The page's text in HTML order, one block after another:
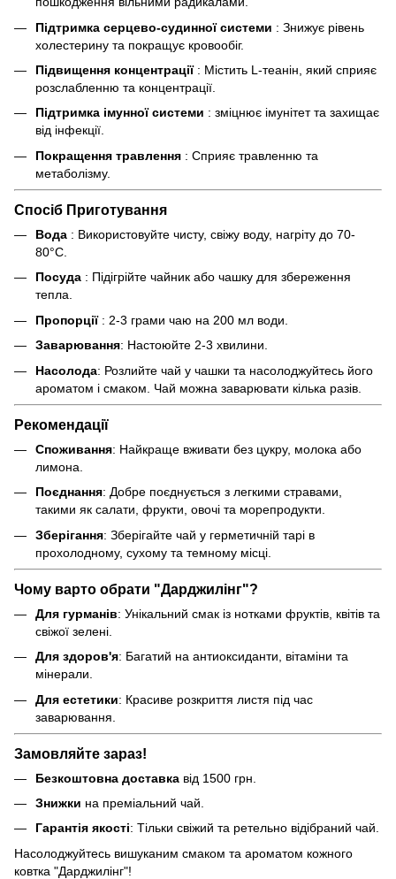
Підтримка серцево-судинної системи : Знижує рівень
холестерину та покращує кровообіг.
Підвищення концентрації: Містить L-теанін, який сприяє
розслабленню та концентрації.
Підтримка імунної системи : зміцнює імунітет та захищає
від інфекції.
Покращення травлення : Сприяє травленню та
метаболізму.
Спосіб Приготування
Вода : Використовуйте чисту, свіжу воду, нагріту до 70-
80°C.
Посуда : Підігрійте чайник або чашку для збереження
тепла.
Пропорції: 2-3 грами чаю на 200 мл води.
Заварювання: Настоюйте 2-3 хвилини.
Насолода: Розлийте чай у чашки та насолоджуйтесь його
ароматом і смаком. Чай можна заварювати кілька разів.
Рекомендації
Споживання: Найкраще вживати без цукру, молока або
лимона.
Поєднання: Добре поєднується з легкими стравами,
такими як салати, фрукти, овочі та морепродукти.
Зберігання: Зберігайте чай у герметичній тарі в
прохолодному, сухому та темному місці.
Чому варто обрати "Дарджилінг"?
Для гурманів: Унікальний смак із нотками фруктів, квітів та
свіжої зелені.
Для здоров'я: Багатий на антиоксиданти, вітаміни та
мінерали.
Для естетики: Красиве розкриття листя під час
заварювання.
Замовляйте зараз!
Безкоштовна доставка від 1500 грн.
Знижки на преміальний чай.
Гарантія якості: Тільки свіжий та ретельно відібраний чай.
Насолоджуйтесь вишуканим смаком та ароматом кожного
ковтка "Дарджилінг"!